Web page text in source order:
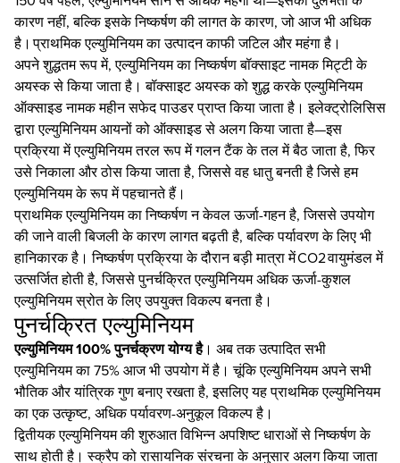
कारण नहीं, बल्कि इसके निष्कर्षण की लागत के कारण, जो आज भी अधिक
है। प्राथमिक एल्युमिनियम का उत्पादन काफी जटिल और महंगा है।
अपने शुद्धतम रूप में, एल्युमिनियम का निष्कर्षण बॉक्साइट नामक मिट्टी के
अयस्क से किया जाता है। बॉक्साइट अयस्क को शुद्ध करके एल्युमिनियम
ऑक्साइड नामक महीन सफेद पाउडर प्राप्त किया जाता है। इलेक्ट्रोलिसिस
द्वारा एल्युमिनियम आयनों को ऑक्साइड से अलग किया जाता है—इस
प्रक्रिया में एल्युमिनियम तरल रूप में गलन टैंक के तल में बैठ जाता है, फिर
उसे निकाला और ठोस किया जाता है, जिससे वह धातु बनती है जिसे हम
एल्युमिनियम के रूप में पहचानते हैं।
प्राथमिक एल्युमिनियम का निष्कर्षण न केवल ऊर्जा-गहन है, जिससे उपयोग
की जाने वाली बिजली के कारण लागत बढ़ती है, बल्कि पर्यावरण के लिए भी
हानिकारक है। निष्कर्षण प्रक्रिया के दौरान बड़ी मात्रा में CO2 वायुमंडल में
उत्सर्जित होती है, जिससे पुनर्चक्रित एल्युमिनियम अधिक ऊर्जा-कुशल
एल्युमिनियम स्रोत के लिए उपयुक्त विकल्प बनता है।
पुनर्चक्रित एल्युमिनियम
एल्युमिनियम 100% पुनर्चक्रण योग्य है। अब तक उत्पादित सभी
एल्युमिनियम का 75% आज भी उपयोग में है। चूंकि एल्युमिनियम अपने सभी
भौतिक और यांत्रिक गुण बनाए रखता है, इसलिए यह प्राथमिक एल्युमिनियम
का एक उत्कृष्ट, अधिक पर्यावरण-अनुकूल विकल्प है।
द्वितीयक एल्युमिनियम की शुरुआत विभिन्न अपशिष्ट धाराओं से निष्कर्षण के
साथ होती है। स्क्रैप को रासायनिक संरचना के अनुसार अलग किया जाता